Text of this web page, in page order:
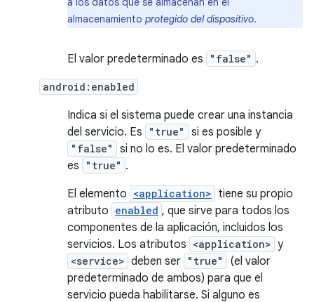
almacenamiento protegido del dispositivo.
El valor predeterminado es "false" .
android:enabled
Indica si el sistema puede crear una instancia
del servicio. Es
"true" si es posible y
"false"
si no lo es. El valor predeterminado
es
"true" .
El elemento <application> tiene su propio
atributo enabled , que sirve para todos los
componentes de la aplicación, incluidos los
servicios. Los atributos <application> y
<service> deben ser "true"
(el valor
predeterminado de ambos) para que el
servicio pueda habilitarse. Si alguno es